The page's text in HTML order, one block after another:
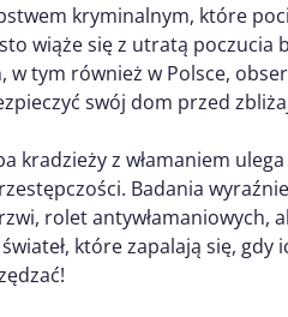
kryminalnym, które
wiąże się z utratą poczucia
w tym również w Polsce,
swój dom przed
kradzieży z włamaniem
Badania
rolet antywłamaniowych,
które zapalają się, gdy